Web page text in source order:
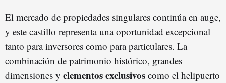
El mercado de propiedades singulares continúa en auge,
y este castillo representa una oportunidad excepcional
tanto para inversores como para particulares. La
combinación de patrimonio histórico, grandes
dimensiones y elementos exclusivos como el helipuerto